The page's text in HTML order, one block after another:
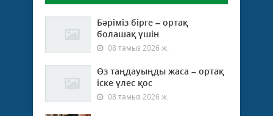
Бәріміз бірге – ортақ
болашақ үшін
08 тамыз 2026 ж.
Өз таңдауыңды жаса – ортақ
іске үлес қос
08 тамыз 2026 ж.